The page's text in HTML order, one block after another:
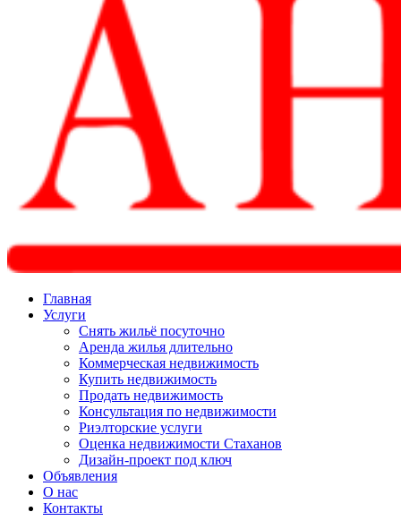
Главная
Услуги
Снять жильё посуточно
Аренда жилья длительно
Коммерческая недвижимость
Купить недвижимость
Продать недвижимость
Консультация по недвижимости
Риэлторские услуги
Оценка недвижимости Стаханов
Дизайн-проект под ключ
Объявления
О нас
Контакты